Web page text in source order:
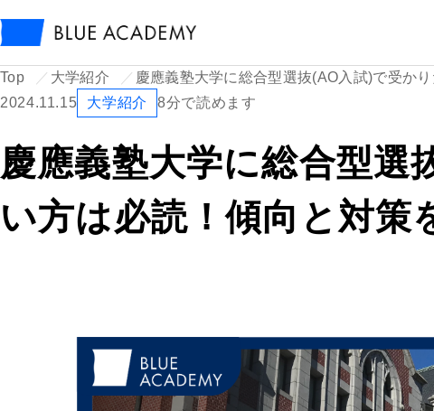
Top 大学紹介
慶應義塾大学に総合型選抜(AO入試)で受か
2024.11.15
大学紹介 8分で読めます
慶應義塾大学に総合型選
い方は必読！傾向と対策